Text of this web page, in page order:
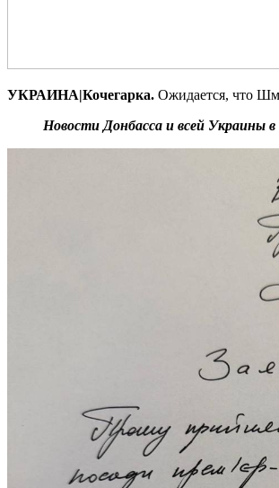
УКРАИНА|Кочегарка. Ожидается, что
Новости Донбасса и всей Украины в